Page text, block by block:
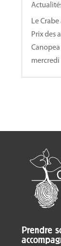
Le
Prix des
mercredi
Prendre